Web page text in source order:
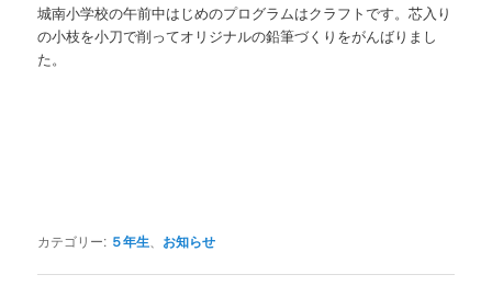
城南小学校の午前中はじめのプログラムはクラフトです。芯入り
の小枝を小刀で削ってオリジナルの鉛筆づくりをがんばりまし
た。
カテゴリー: ５年生 お知らせ